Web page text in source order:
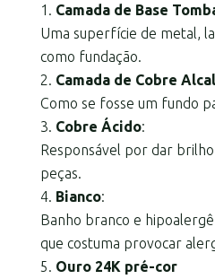
Camada de Base
Uma superfície de metal,
como fundação.
Camada de Cobre
Como se fosse um fundo
Cobre Ácido:
Responsável por dar
peças.
Bianco:
Banho branco e
que costuma provocar
Ouro 24K pré-cor